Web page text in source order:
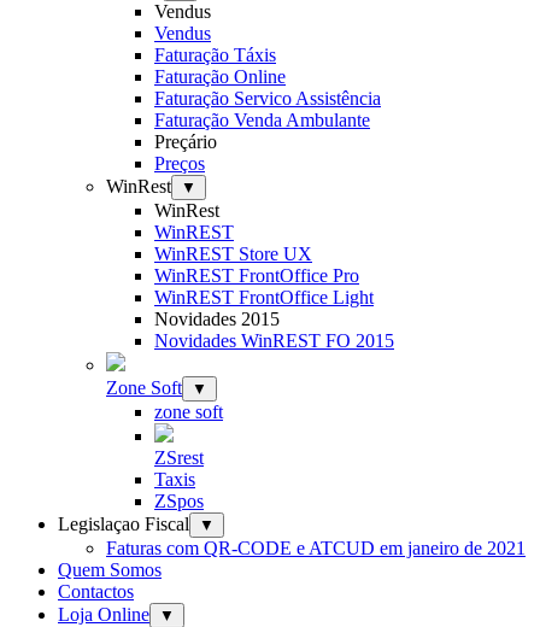
Vendus
Vendus
Faturação Táxis
Faturação Online
Faturação Servico Assistência
Faturação Venda Ambulante
Preçário
Preços
WinRest
▼
WinRest
WinREST
WinREST Store UX
WinREST FrontOffice Pro
WinREST FrontOffice Light
Novidades 2015
Novidades WinREST FO 2015
Zone Soft ▼
zone soft
ZSrest
Taxis
ZSpos
Legislaçao Fiscal
▼
Faturas com QR-CODE e ATCUD em janeiro de 2021
Quem Somos
Contactos
Loja Online
▼